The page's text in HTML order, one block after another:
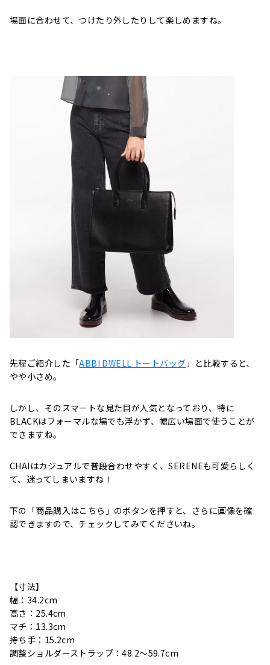
場面に合わせて、つけたり外したりして楽しめますね。
先程ご紹介した「ABBI DWELL トートバッグ 」と比較すると、
やや小さめ。
しかし、そのスマートな見た目が人気となっており、特に
BLACKはフォーマルな場でも浮かず、幅広い場面で使うことが
できますね。
CHAIはカジュアルで普段合わせやすく、SERENEも可愛らしく
て、迷ってしまいますね！
下の「商品購入はこちら」のボタンを押すと、さらに画像を確
認できますので、チェックしてみてくださいね。
【寸法】
幅：34.2cm
高さ：25.4cm
マチ：13.3cm
持ち手：15.2cm
調整ショルダーストラップ：48.2〜59.7cm